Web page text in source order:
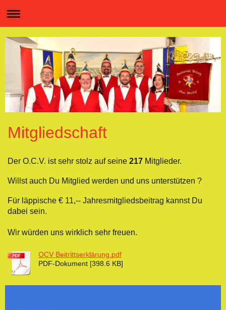
Mitgliedschaft
Der O.C.V. ist sehr stolz auf seine 217 Mitglieder.
Willst auch Du Mitglied werden und uns unterstützen ?
Für läppische € 11,-- Jahresmitgliedsbeitrag kannst Du
dabei sein.
Wir würden uns wirklich sehr freuen.
OCV Beitrittserklärung.pdf
PDF-Dokument [398.6 KB]